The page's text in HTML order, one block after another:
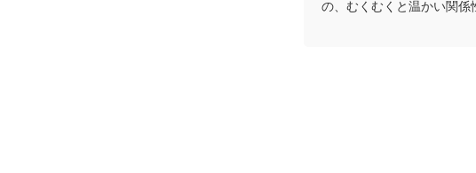
の、むくむくと温かい関係